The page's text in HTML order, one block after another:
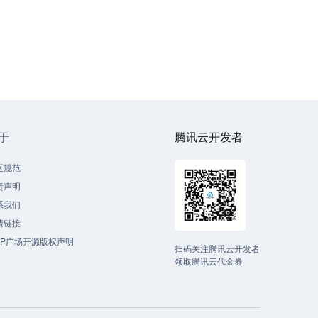
规范
声明
我们
链接
广场开源版权声明
腾讯云开发者
扫码关注腾讯云开发者
领取腾讯云代金券